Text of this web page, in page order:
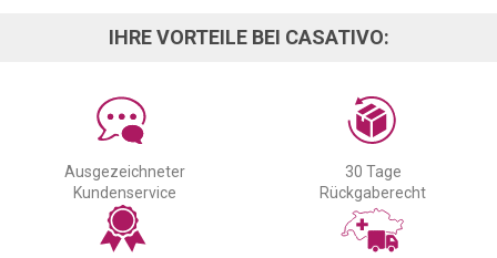
IHRE VORTEILE BEI CASATIVO:
Ausgezeichneter
Kundenservice
30 Tage
Rückgaberecht